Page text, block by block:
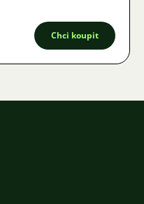
Chci koupit